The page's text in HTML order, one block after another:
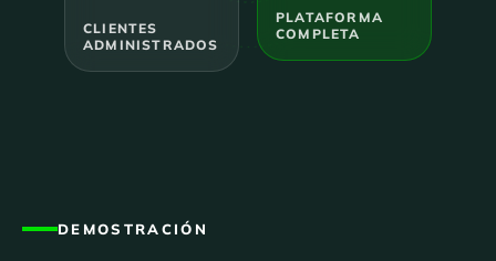
CLIENTES
ADMINISTRADOS
PLATAFORMA
COMPLETA
DEMOSTRACIÓN